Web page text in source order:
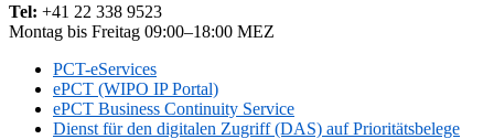
Tel: +41 22 338 9523
Montag bis Freitag 09:00–18:00 MEZ
PCT-eServices
ePCT (WIPO IP Portal)
ePCT Business Continuity Service
Dienst für den digitalen Zugriff (DAS) auf Prioritätsbelege